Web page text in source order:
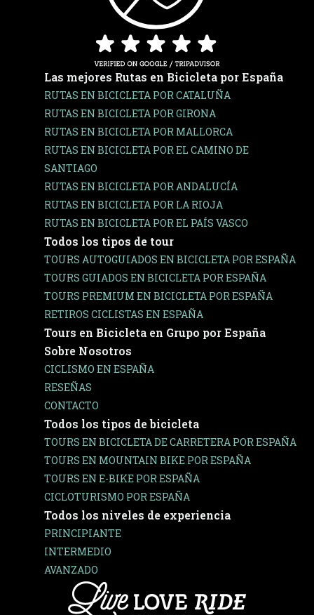
Las mejores Rutas en Bicicleta por España
RUTAS EN BICICLETA POR CATALUÑA
RUTAS EN BICICLETA POR GIRONA
RUTAS EN BICICLETA POR MALLORCA
RUTAS EN BICICLETA POR EL CAMINO DE
SANTIAGO
RUTAS EN BICICLETA POR ANDALUCÍA
RUTAS EN BICICLETA POR LA RIOJA
RUTAS EN BICICLETA POR EL PAÍS VASCO
Todos los tipos de tour
TOURS AUTOGUIADOS EN BICICLETA POR ESPAÑA
TOURS GUIADOS EN BICICLETA POR ESPAÑA
TOURS PREMIUM EN BICICLETA POR ESPAÑA
RETIROS CICLISTAS EN ESPAÑA
Tours en Bicicleta en Grupo por España
Sobre Nosotros
CICLISMO EN ESPAÑA
RESEÑAS
CONTACTO
Todos los tipos de bicicleta
TOURS EN BICICLETA DE CARRETERA POR ESPAÑA
TOURS EN MOUNTAIN BIKE POR ESPAÑA
TOURS EN E-BIKE POR ESPAÑA
CICLOTURISMO POR ESPAÑA
Todos los niveles de experiencia
PRINCIPIANTE
INTERMEDIO
AVANZADO